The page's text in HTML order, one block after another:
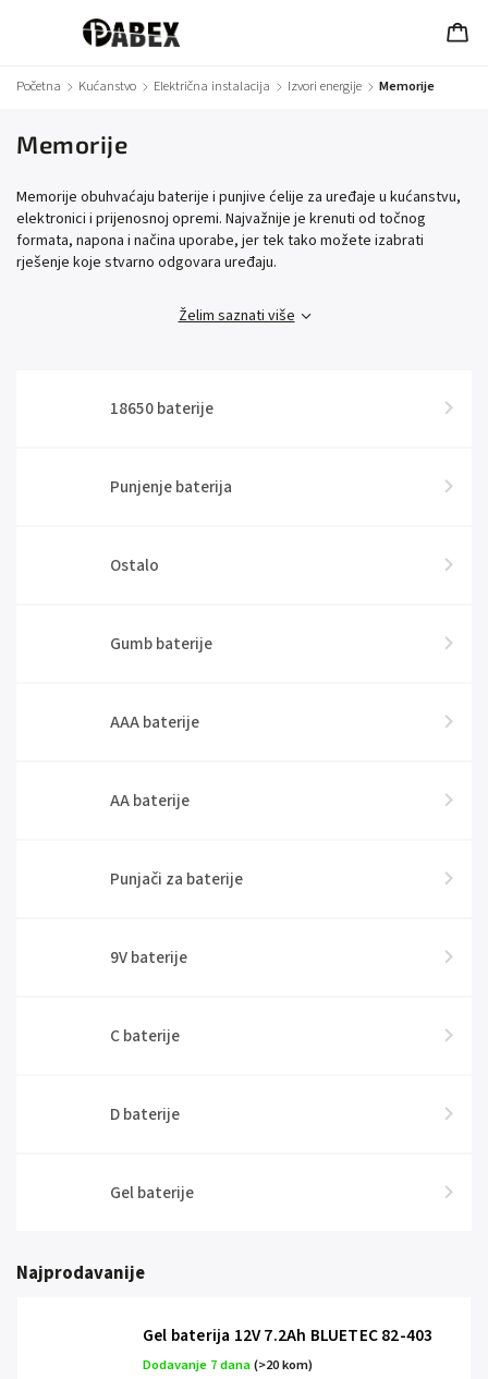
Početna / Kućanstvo / Električna instalacija / Izvori energije / Memorije
Memorije
Memorije obuhvaćaju baterije i punjive ćelije za uređaje u kućanstvu,
elektronici i prijenosnoj opremi. Najvažnije je krenuti od točnog
formata, napona i načina uporabe, jer tek tako možete izabrati
rješenje koje stvarno odgovara uređaju.
Želim saznati više
18650 baterije
Punjenje baterija
Ostalo
Gumb baterije
AAA baterije
AA baterije
Punjači za baterije
9V baterije
C baterije
D baterije
Gel baterije
Najprodavanije
Gel baterija 12V 7.2Ah BLUETEC 82-403
Dodavanje 7 dana(>20 kom)